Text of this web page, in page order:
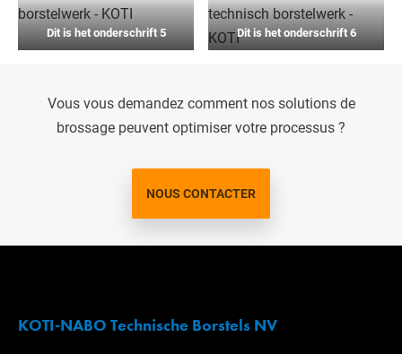
Dit is het onderschrift 5 Dit is het onderschrift 6
Vous vous demandez comment nos solutions de
brossage peuvent optimiser votre processus ?
NOUS CONTACTER
KOTI-NABO Technische Borstels NV